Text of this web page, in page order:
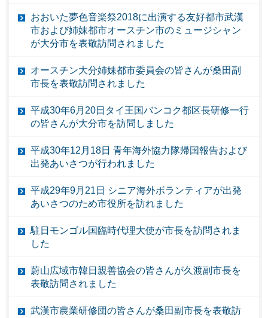
おおいた夢色音楽祭2018に出演する友好都市武漢
市および姉妹都市オースチン市のミュージシャン
が大分市を表敬訪問されました
オースチン大分姉妹都市委員会の皆さんが桑田副
市長を表敬訪問されました
平成30年6月20日タイ王国バンコク都区長研修一行
の皆さんが大分市を訪問しました
平成30年12月18日 青年海外協力隊帰国報告および
出発あいさつが行われました
平成29年9月21日 シニア海外ボランティアが出発
あいさつのため市役所を訪れました
駐日モンゴル国臨時代理大使が市長を訪問されま
した
蔚山広域市韓日親善協会の皆さんが久渡副市長を
表敬訪問されました
武漢市農業研修団の皆さんが桑田副市長を表敬訪